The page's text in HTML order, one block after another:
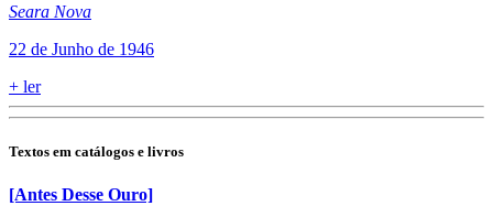
Seara Nova
22 de Junho de 1946
+ ler
Textos em catálogos e livros
[Antes Desse Ouro]